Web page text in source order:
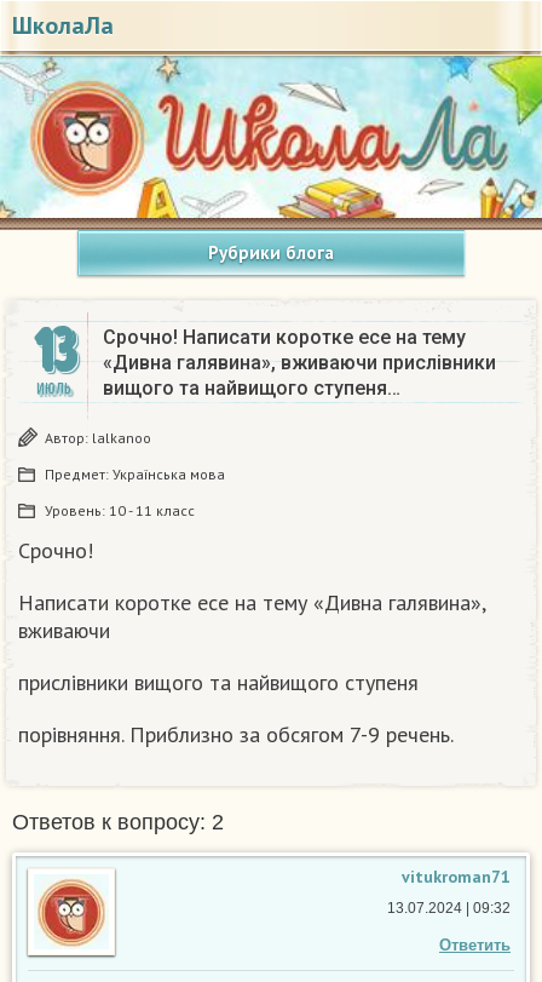
ШколаЛа
Рубрики блога
13
ИЮЛЬ
Срочно! Написати коротке есе на тему
«Дивна галявина», вживаючи прислівники
вищого та найвищого ступеня…
Автор: lalkanoo
Предмет: Українська мова
Уровень: 10 - 11 класс
Срочно!
Написати коротке есе на тему «Дивна галявина»,
вживаючи
прислівники вищого та найвищого ступеня
порівняння. Приблизно за обсягом 7-9 речень.
Ответов к вопросу: 2
vitukroman71
Ответить
13.07.2024 | 09:32